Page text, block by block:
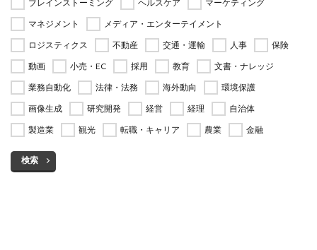
ブレインストーミング ヘルスケア
マーケティング
マネジメント
メディア・エンターテイメント
ロジスティクス
不動産 交通・運輸 人事
保険
動画
小売・EC 採用 教育
文書・ナレッジ
業務自動化
法律・法務 海外動向
環境保護
画像生成
研究開発 経営 経理
自治体
製造業
観光 転職・キャリア 農業 金融
検索